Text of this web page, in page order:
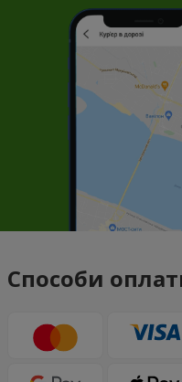
Способи